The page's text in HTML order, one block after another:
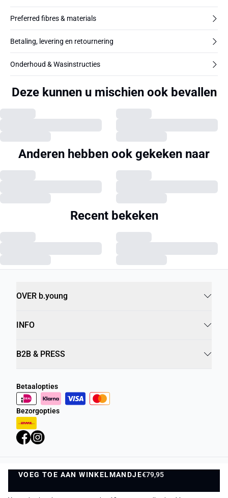
VOEG TOE AAN WINKELMANDJE€79,95
VOEG TOE AAN WINKELMANDJE
Preferred fibres & materials
Betaling, levering en retournering
Onderhoud & Wasinstructies
Deze kunnen u mischien ook bevallen
Anderen hebben ook gekeken naar
Recent bekeken
OVER b.young
INFO
B2B & PRESS
Betaalopties
Bezorgopties
Privacybeleid Algemene Voorwaarden